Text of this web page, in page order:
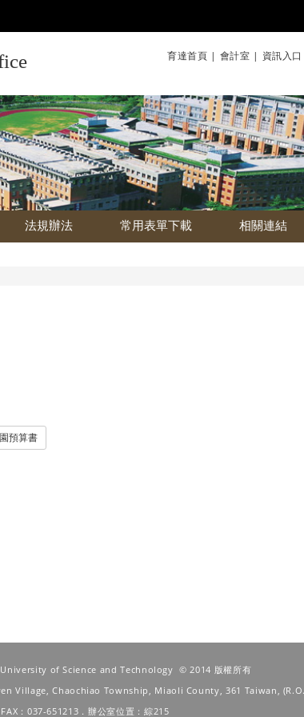
育達首頁 | 會計室 | 資訊入
法規辦法 常用表單下載 相關連結
預算書
of Science and Technology © 2014 版權所有
Village, Chaochiao Township, Miaoli County, 361 Taiwan,
：037-651213．辦公室位置：綜215